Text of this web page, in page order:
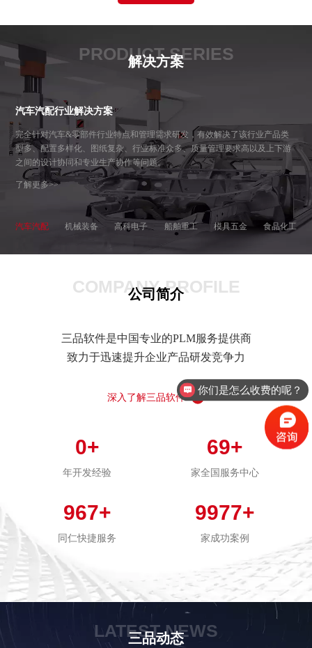
PRODUCT SERIES
解决方案
汽车汽配行业解决方案
完全针对汽车&零部件行业特点和管理需求研发，有效解决了该行业产品类
型多、配置多样化、图纸复杂、行业标准众多、质量管理要求高以及上下游
之间的设计协同和专业生产协作等问题。
了解更多>>
汽车汽配 机械装备 高科电子 船舶重工 模具五金 食品化工
COMPANY PROFILE
公司简介
三品软件是中国专业的PLM服务提供商
致力于迅速提升企业产品研发竞争力
深入了解三品软件
0+
年开发经验
69+
家全国服务中心
967+
同仁快捷服务
9977+
家成功案例
LATEST NEWS
三品动态
你们是怎么收费的呢？